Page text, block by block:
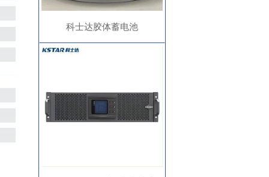
科士达胶体蓄电池